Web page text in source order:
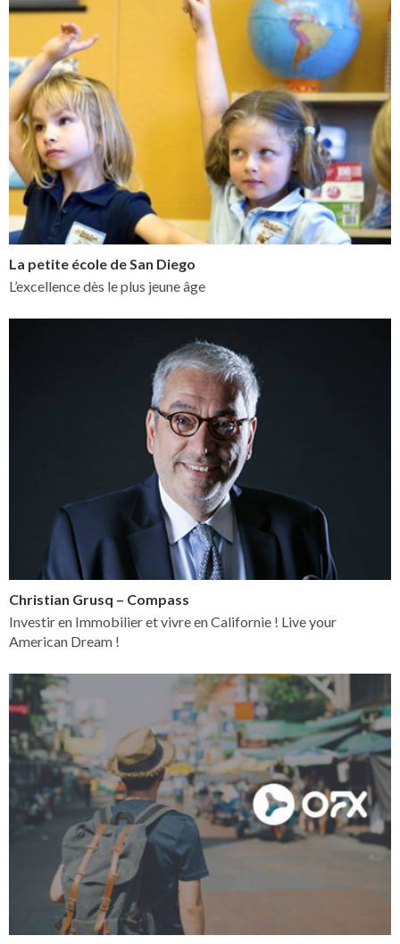
La petite école de San Diego
L’excellence dès le plus jeune âge
Christian Grusq – Compass
Investir en Immobilier et vivre en Californie ! Live your
American Dream !